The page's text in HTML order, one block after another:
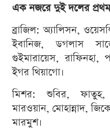
এক নজরে দুই দলের
ব্রাজিল: অ্যালিসন,
ইবানিজ, ডগলাস
গুইমারায়েস, রাফিনহা,
ইগর থিয়াগো।
মিশর: শুবির, ফাতুহ,
মারওয়ান, মোহান্নাদ,
মারমুশ।